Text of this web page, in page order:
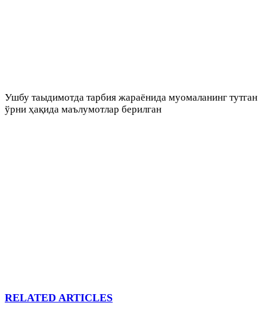
Ушбу таыдимотда тарбия жараёнида муомаланинг тутган
ўрни ҳақида маълумотлар берилган
RELATED ARTICLES